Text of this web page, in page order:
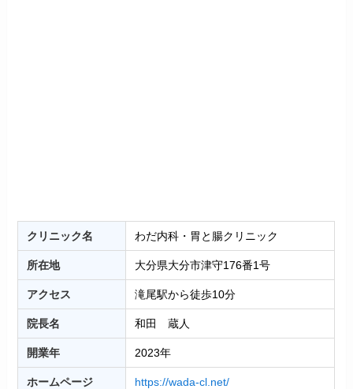
クリニック名 わだ内科・胃と腸クリニック
所在地 大分県大分市津守176番1号
アクセス 滝尾駅から徒歩10分
院長名 和田 蔵人
開業年 2023年
ホームページ https://wada-cl.net/